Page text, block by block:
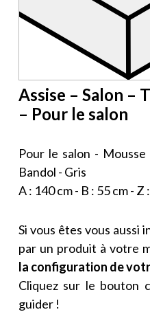
Assise – Salon –
– Pour le salon
Pour le salon -
Bandol - Gris
A : 140 cm - B : 55 cm - Z
Si vous êtes vous aussi
par un produit à votre
la configuration de
Cliquez sur le bouton
guider !